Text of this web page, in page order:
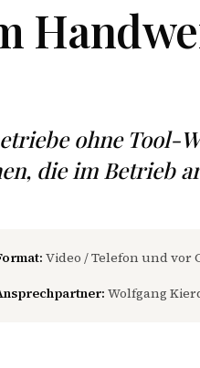
ohne Tool-
die im Betrieb
Video / Telefon und vor
Wolfgang